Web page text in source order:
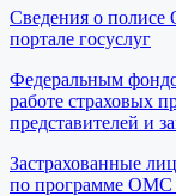
Сведения о
портале госуслуг
Федеральным
работе страховых
представителей и
Застрахованные
по программе ОМС